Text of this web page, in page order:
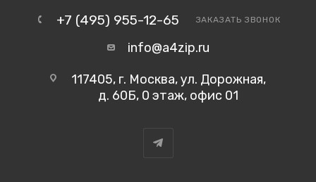
+7 (495) 955-12-65 ЗАКАЗАТЬ ЗВОНОК
info@a4zip.ru
117405, г. Москва, ул. Дорожная,
д. 60Б, 0 этаж, офис 01